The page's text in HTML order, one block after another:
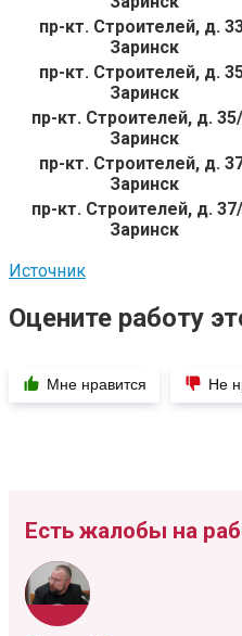
пр-кт. Строителей, д.
Заринск
пр-кт. Строителей, д.
Заринск
пр-кт. Строителей, д.
Заринск
пр-кт. Строителей, д.
Заринск
пр-кт. Строителей, д.
Заринск
Источник
Оцените работу
Мне нравится Не
Есть жалобы на